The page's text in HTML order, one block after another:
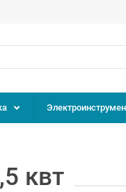
квт